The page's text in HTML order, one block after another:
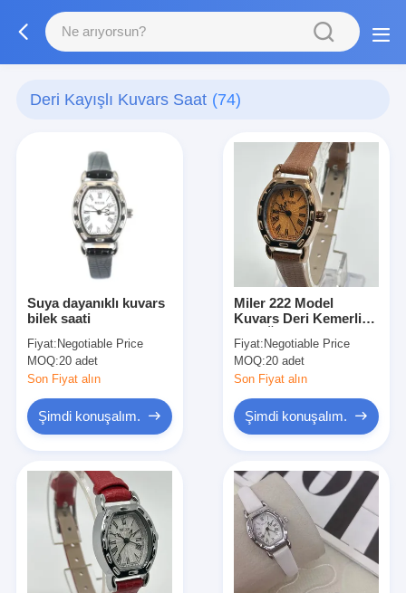
Deri Kayışlı Kuvars Saat (74)
Suya dayanıklı kuvars
bilek saati
Fiyat: Negotiable Price
MOQ:20 adet
Son Fiyat alın
Şimdi konuşalım.
Miler 222 Model
Kuvars Deri Kemerli
Fiyat: Negotiable Price
MOQ:20 adet
Son Fiyat alın
Şimdi konuşalım.